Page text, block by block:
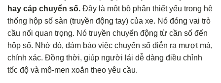
hay cáp chuyển số. Đây là một bộ phận thiết yếu trong hệ
thống hộp số sàn (truyền động tay) của xe. Nó đóng vai trò
cầu nối quan trọng. Nó truyền chuyển động từ cần số đến
hộp số. Nhờ đó, đảm bảo việc chuyển số diễn ra mượt mà,
chính xác. Đồng thời, giúp người lái dễ dàng điều chỉnh
tốc độ và mô-men xoắn theo yêu cầu.